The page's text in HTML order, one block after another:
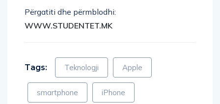
Përgatiti dhe përmblodhi:
WWW.STUDENTET.MK
Tags: Teknologji Apple
smartphone iPhone